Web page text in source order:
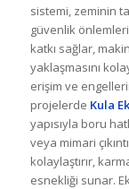
sistemi, zeminin
güvenlik önlemleri
katkı sağlar,
yaklaşmasını
erişim ve
projelerde Kula
yapısıyla boru
veya mimari
kolaylaştırır,
esnekliği sunar.